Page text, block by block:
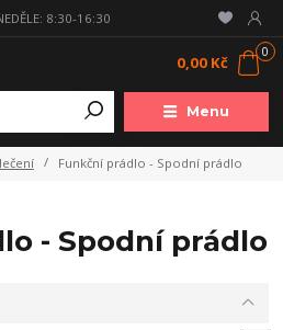
Menu
8:30-16:30
0
0,00 Kč
Funkční prádlo - Spodní prádlo
- Spodní prádlo